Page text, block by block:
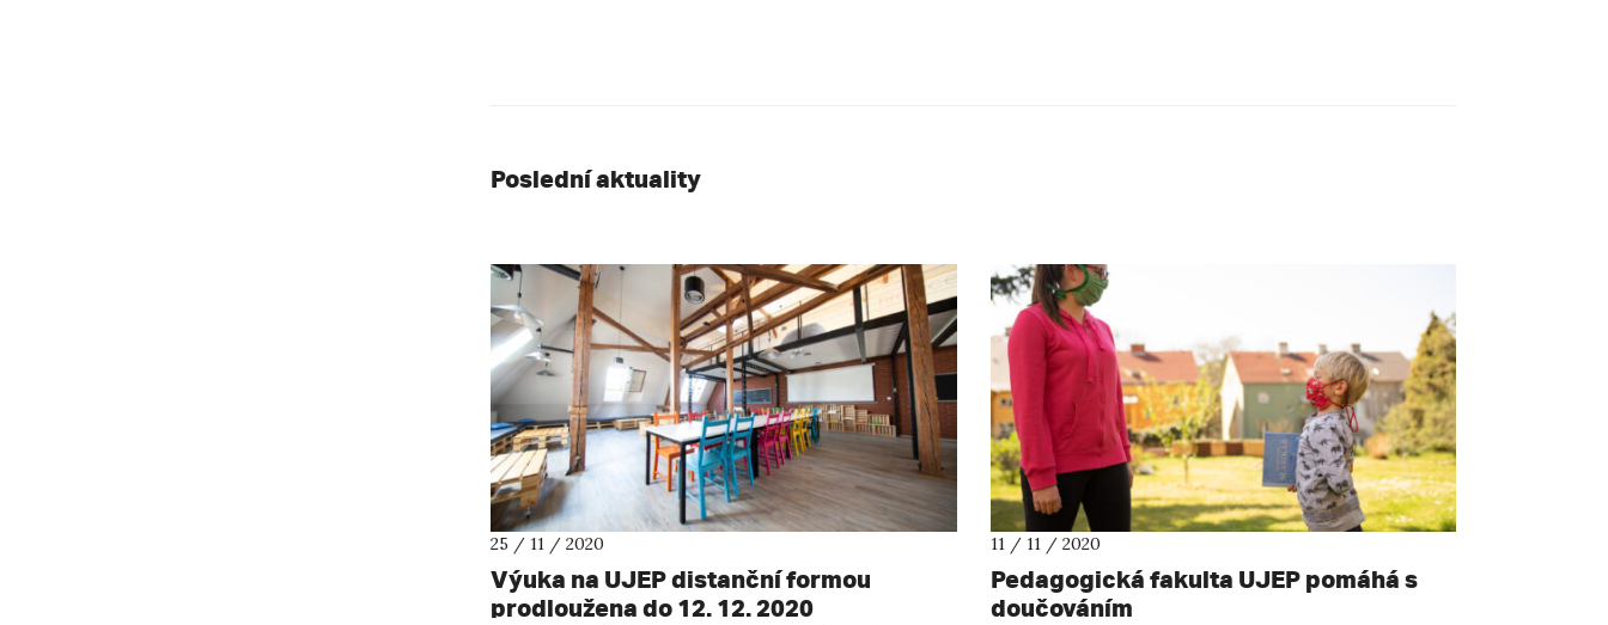
Poslední aktuality
25 / 11 / 2020
Výuka na UJEP distanční formou
prodloužena do 12. 12. 2020
11 / 11 / 2020
Pedagogická fakulta UJEP pomáhá s
doučováním